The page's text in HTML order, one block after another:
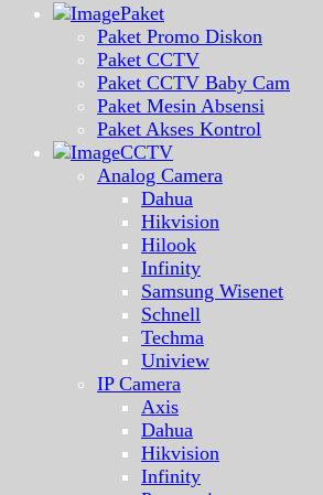
Paket
Paket Promo Diskon
Paket CCTV
Paket CCTV Baby Cam
Paket Mesin Absensi
Paket Akses Kontrol
CCTV
Analog Camera
Dahua
Hikvision
Hilook
Infinity
Samsung Wisenet
Schnell
Techma
Uniview
IP Camera
Axis
Dahua
Hikvision
Infinity